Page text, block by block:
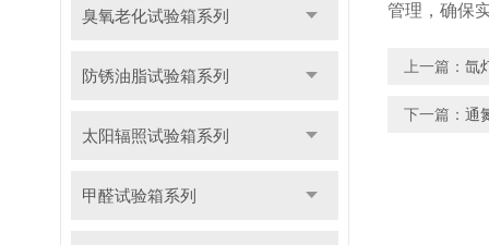
臭氧老化试验箱系列
防锈油脂试验箱系列
太阳辐照试验箱系列
甲醛试验箱系列
管理，确保
上一篇： 氙
下一篇： 通